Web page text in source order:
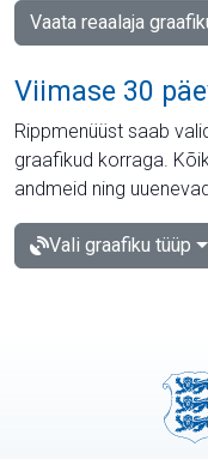
Vaata reaalaja
Viimase 30
Rippmenüüst saab
graafikud korraga.
andmeid ning
Vali graafiku tüüp